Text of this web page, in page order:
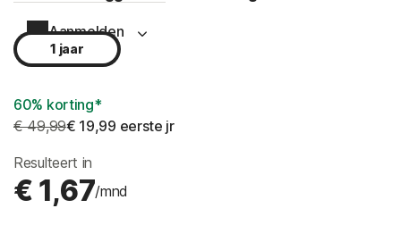
Aanmelden
1 jaar
60% korting*
€ 49,99€ 19,99 eerste jr
Resulteert in
€ 1,67/mnd